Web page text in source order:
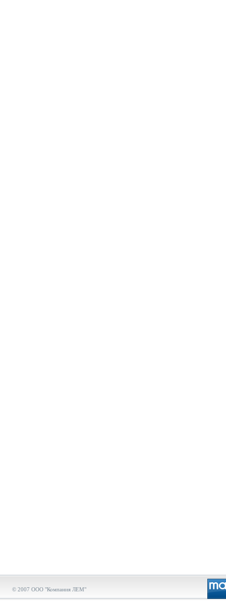
© 2007 ООО "Компания ЛЕМ"